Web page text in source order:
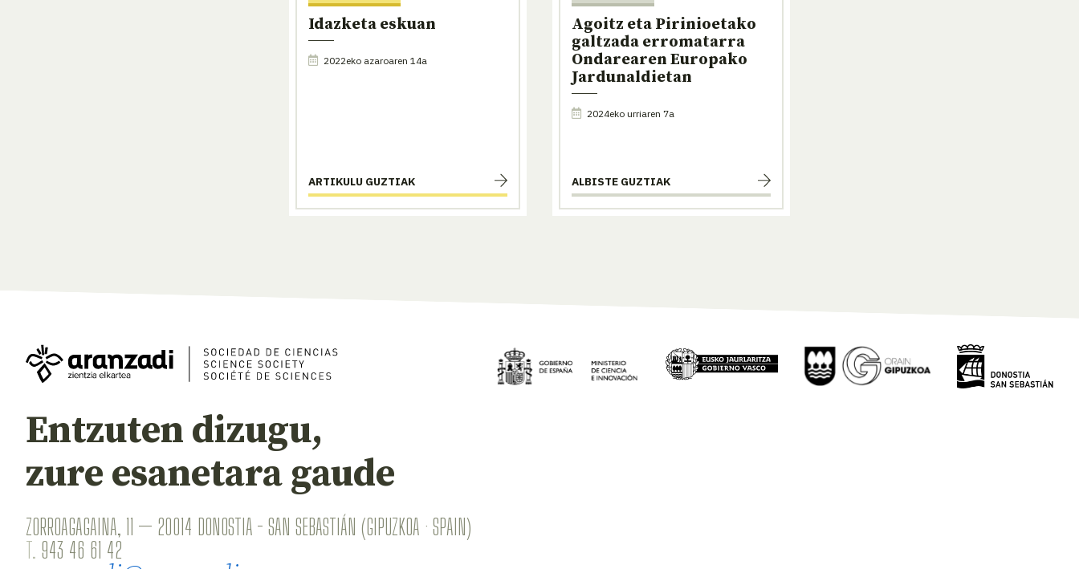
Idazketa eskuan
2022eko azaroaren 14a
ARTIKULU GUZTIAK
Agoitz eta Pirinioetako
galtzada erromatarra
Ondarearen Europako
Jardunaldietan
2024eko urriaren 7a
ALBISTE GUZTIAK
Entzuten dizugu,
zure esanetara gaude
ZORROAGAGAINA, 11 — 20014 DONOSTIA - SAN SEBASTIÁN (GIPUZKOA · SPAIN)
T. 943 46 61 42